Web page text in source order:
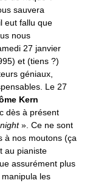
sauvera
eut fallu que
nous
27 janvier
et (tiens ?)
géniaux,
Le 27
Kern
dès à présent
». Ce ne sont
à nos moutons (ça
au pianiste
assurément plus
manipula les